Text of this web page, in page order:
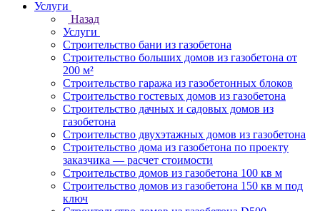
Услуги
Назад
Услуги
Строительство бани из газобетона
Строительство больших домов из газобетона от
200 м²
Строительство гаража из газобетонных блоков
Строительство гостевых домов из газобетона
Строительство дачных и садовых домов из
газобетона
Строительство двухэтажных домов из газобетона
Строительство дома из газобетона по проекту
заказчика — расчет стоимости
Строительство домов из газобетона 100 кв м
Строительство домов из газобетона 150 кв м под
ключ